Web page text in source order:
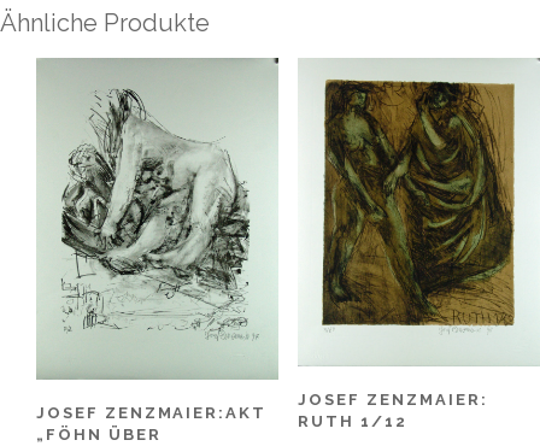
Ähnliche Produkte
JOSEF ZENZMAIER:AKT
„FÖHN ÜBER
JOSEF ZENZMAIER:
RUTH 1/12